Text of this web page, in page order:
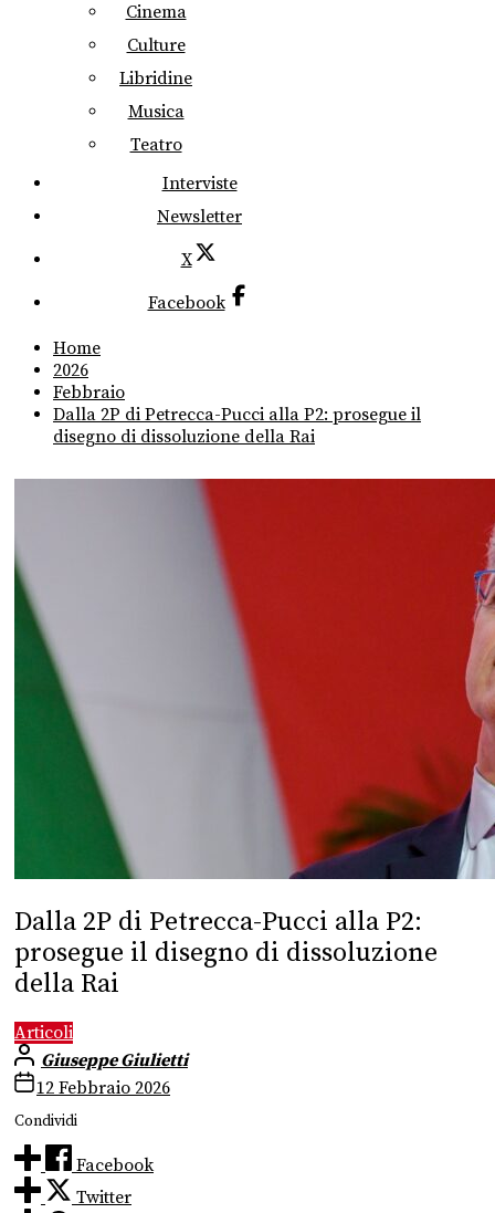
Cinema
Culture
Libridine
Musica
Teatro
Interviste
Newsletter
X
Facebook
Home
2026
Febbraio
Dalla 2P di Petrecca-Pucci alla P2: prosegue il
disegno di dissoluzione della Rai
Dalla 2P di Petrecca-Pucci alla P2:
prosegue il disegno di dissoluzione
della Rai
Articoli
Giuseppe Giulietti
12 Febbraio 2026
Condividi
Facebook
Twitter